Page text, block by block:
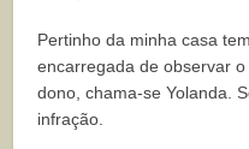
Pertinho da minha casa
encarregada de observar
dono, chama-se Yolanda.
infração.